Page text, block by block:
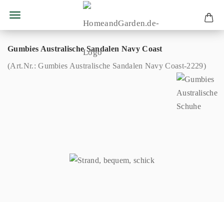
Gumbies Australische Sandalen Navy Coast
(Art.Nr.:Gumbies Australische Sandalen Navy Coast-2229)